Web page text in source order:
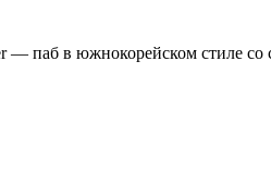
паб в южнокорейском стиле